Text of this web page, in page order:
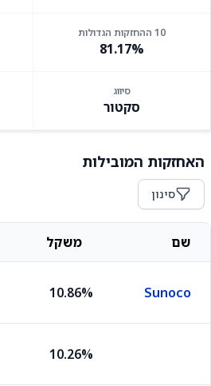
10 ההחזקות הגדולות
81.17%
סיווג
סקטור
האחזקות המובילות
סינון
שם משקל
Sunoco
10.86%
10.26%